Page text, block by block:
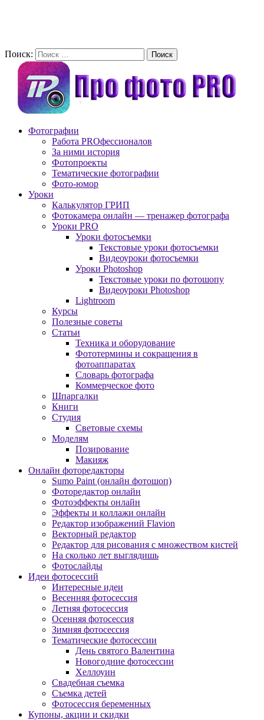
Поиск:
Фотографии
Работа PROфессионалов
За ними история
Фотопроекты
Тематические фотографии
Фото-юмор
Уроки
Калькулятор ГРИП
Фотокамера онлайн — тренажер фотографа
Уроки PRO
Уроки фотосъемки
Текстовые уроки фотосъемки
Видеоуроки фотосъемки
Уроки Photoshop
Текстовые уроки по фотошопу
Видеоуроки Photoshop
Lightroom
Курсы
Полезные советы
Статьи
Техника и оборудование
Фототермины и сокращения в
фотоаппаратах
Словарь фотографа
Коммерческое фото
Шпаргалки
Книги
Студия
Световые схемы
Моделям
Позирование
Макияж
Онлайн фоторедакторы
Sumo Paint (онлайн фотошоп)
Фоторедактор онлайн
Фотоэффекты онлайн
Эффекты и коллажи онлайн
Редактор изображений Flavion
Векторный редактор
Редактор для рисования с множеством кистей
На сколько лет выглядишь
Фотослайды
Идеи фотосессий
Интересные идеи
Весенняя фотосессия
Летняя фотосессия
Осенняя фотосессия
Зимняя фотосессия
Тематические фотосессии
День святого Валентина
Новогодние фотосессии
Хеллоуин
Свадебная съемка
Съемка детей
Фотосессия беременных
Купоны, акции и скидки